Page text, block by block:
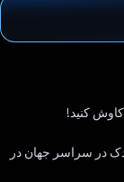
سال ۲۰۲۳، ۱۸۰ میلیون کودک در سراسر جهان در